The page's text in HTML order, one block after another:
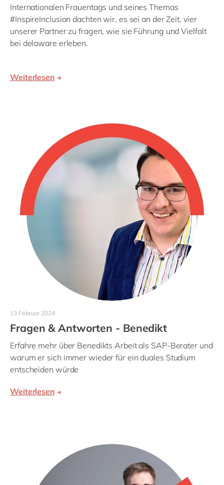
Internationalen Frauentags und seines Themas
#InspireInclusion dachten wir, es sei an der Zeit, vier
unserer Partner zu fragen, wie sie Führung und Vielfalt
bei delaware erleben.
Weiterlesen
13 Februar 2024
Fragen & Antworten - Benedikt
Erfahre mehr über Benedikts Arbeit als SAP-Berater und
warum er sich immer wieder für ein duales Studium
entscheiden würde
Weiterlesen